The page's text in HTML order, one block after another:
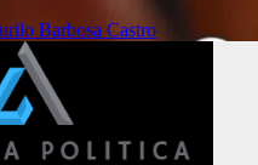
Barbosa Castro